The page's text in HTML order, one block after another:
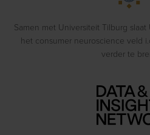
Samen met Universiteit Tilburg
het consumer neuroscience veld
verder te